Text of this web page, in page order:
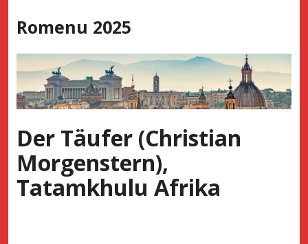
to
Romenu 2025
Der Täufer (Christian
Morgenstern),
Tatamkhulu Afrika